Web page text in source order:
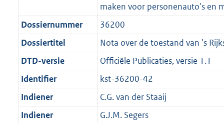
a
a
t
m
a
a
r
m
a
t
o
r
m
a
t
t
e
:
3
K
b
o
t
e
:
2
K
b
maken voor personenauto's en
Dossiernummer
36200
Dossiertitel
Nota over de toestand van ’s
DTD-versie
Officiële Publicaties, versie 1.1
Identifier
kst-36200-42
Indiener
C.G. van der Staaij
Indiener
G.J.M. Segers